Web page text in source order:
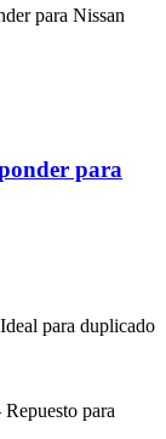
para
para duplicado